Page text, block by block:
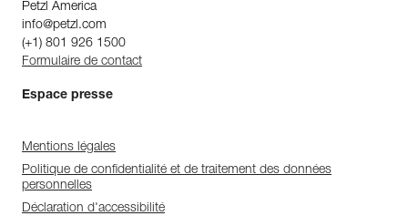
Petzl America
info@petzl.com
(+1) 801 926 1500
Formulaire de contact
Espace presse
Mentions légales
Politique de confidentialité et de traitement des données
personnelles
Déclaration d'accessibilité